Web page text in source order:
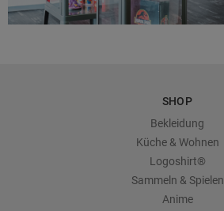
SHOP
Bekleidung
Küche & Wohnen
Logoshirt®
Sammeln & Spielen
Anime